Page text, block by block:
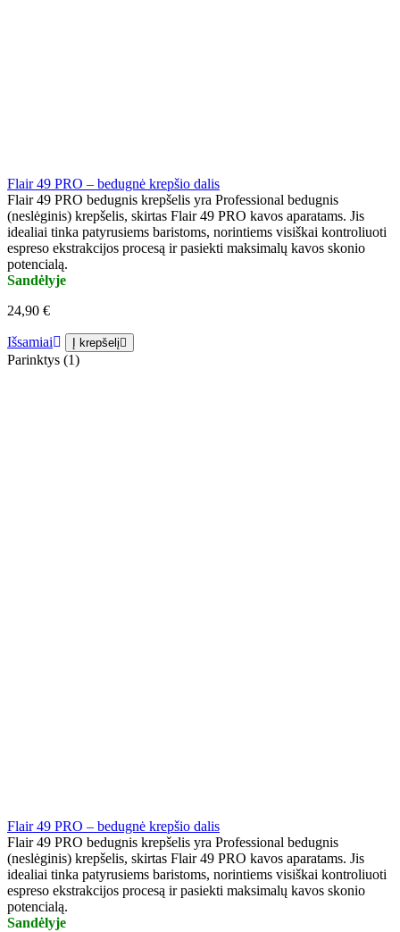
Flair 49 PRO – bedugnė krepšio dalis
Flair 49 PRO bedugnis krepšelis yra Professional bedugnis
(neslėginis) krepšelis, skirtas Flair 49 PRO kavos aparatams. Jis
idealiai tinka patyrusiems baristoms, norintiems visiškai kontroliuoti
espreso ekstrakcijos procesą ir pasiekti maksimalų kavos skonio
potencialą.
Sandėlyje
24,90 €
Išsamiai Į krepšelį
Parinktys (1)
Flair 49 PRO – bedugnė krepšio dalis
Flair 49 PRO bedugnis krepšelis yra Professional bedugnis
(neslėginis) krepšelis, skirtas Flair 49 PRO kavos aparatams. Jis
idealiai tinka patyrusiems baristoms, norintiems visiškai kontroliuoti
espreso ekstrakcijos procesą ir pasiekti maksimalų kavos skonio
potencialą.
Sandėlyje